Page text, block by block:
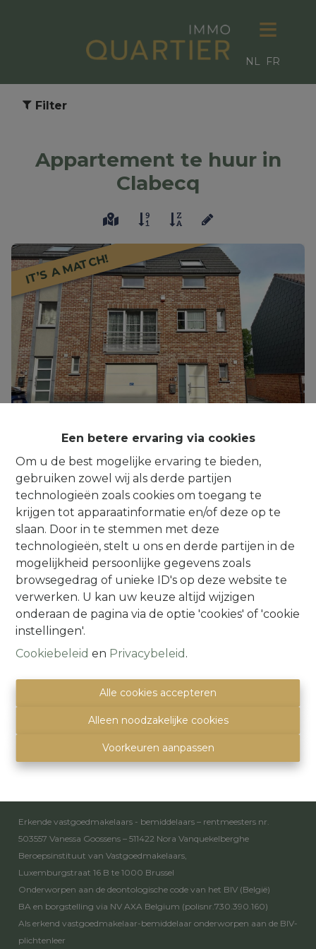
Een betere ervaring via cookies
Om u de best mogelijke ervaring te bieden,
gebruiken zowel wij als derde partijen
technologieën zoals cookies om toegang te
krijgen tot apparaatinformatie en/of deze op te
slaan. Door in te stemmen met deze
technologieën, stelt u ons en derde partijen in de
mogelijkheid persoonlijke gegevens zoals
browsegedrag of unieke ID's op deze website te
verwerken. U kan uw keuze altijd wijzigen
onderaan de pagina via de optie 'cookies' of 'cookie
instellingen'.
Cookiebeleid en Privacybeleid .
Alle cookies accepteren
Alleen noodzakelijke cookies
Voorkeuren aanpassen
NL FR
Filter
Appartement te huur in
Clabecq
IT’S A MATCH!
***IT'S A MATCH!*** Triplex-appartement
met 2 slpks en garage, GEEN lasten
1480 Clabecq | Ref : 479
Contact
Alsembergsesteenweg 259
(Parking naast de deur)
Erkende vastgoedmakelaars - bemiddelaars – rentmeesters nr.
503557 Vanessa Goossens – 511422 Nora Vanquekelberghe
Beroepsinstituut van Vastgoedmakelaars,
Luxemburgstraat 16 B te 1000 Brussel
Onderworpen aan de deontologische code van het BIV (België)
BA en borgstelling via NV AXA Belgium (polisnr.730.390.160)
Als erkend vastgoedmakelaar-bemiddelaar onderworpen aan de BIV-
plichtenleer